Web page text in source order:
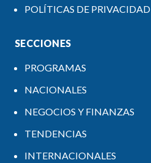
POLÍTICAS DE PRIVACIDAD
SECCIONES
PROGRAMAS
NACIONALES
NEGOCIOS Y FINANZAS
TENDENCIAS
INTERNACIONALES